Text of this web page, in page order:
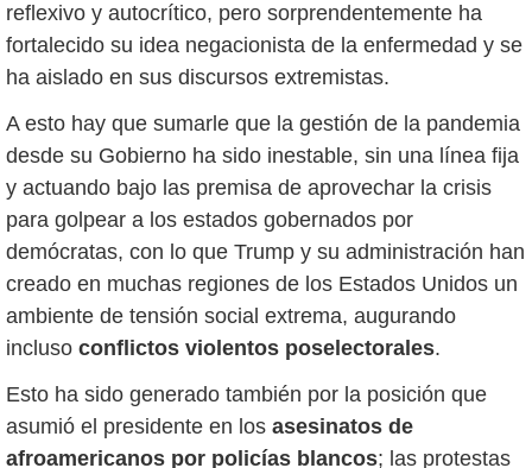
reflexivo y autocrítico, pero sorprendentemente ha
fortalecido su idea negacionista de la enfermedad y se
ha aislado en sus discursos extremistas.
A esto hay que sumarle que la gestión de la pandemia
desde su Gobierno ha sido inestable, sin una línea fija
y actuando bajo las premisa de aprovechar la crisis
para golpear a los estados gobernados por
demócratas, con lo que Trump y su administración han
creado en muchas regiones de los Estados Unidos un
ambiente de tensión social extrema, augurando
incluso conflictos violentos poselectorales.
Esto ha sido generado también por la posición que
asumió el presidente en los asesinatos de
afroamericanos por policías blancos; las protestas